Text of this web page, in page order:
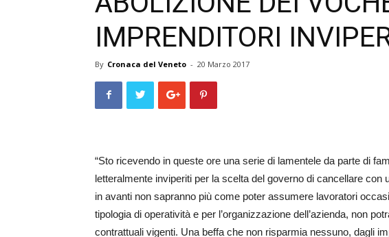
IMPRENDITORI
By Cronaca del Veneto - 20 Marzo 2017
“Sto ricevendo in queste ore una serie di lamentele da parte di
letteralmente inviperiti per la scelta del governo di cancellare con
in avanti non sapranno più come poter assumere lavoratori
tipologia di operatività e per l’organizzazione dell’azienda, non
contrattuali vigenti. Una beffa che non risparmia nessuno, dagli